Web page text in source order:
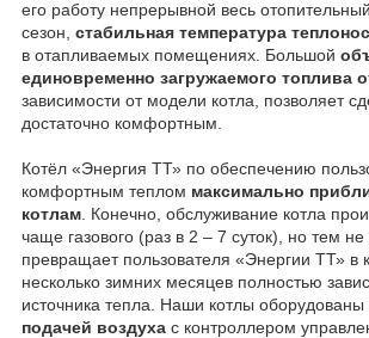
его работу непрерывной весь отопительный
сезон, стабильная температура
в отапливаемых помещениях. Большой
единовременно загружаемого топлива
зависимости от модели котла, позволяет
достаточно комфортным.
Котёл «Энергия ТТ» по обеспечению
комфортным теплом максимально
котлам . Конечно, обслуживание котла
чаще газового (раз в 2 – 7 суток), но тем
превращает пользователя «Энергии ТТ» в
несколько зимних месяцев полностью
источника тепла. Наши котлы оборудованы
подачей воздуха с контроллером